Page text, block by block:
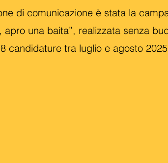
di comunicazione è stata la
apro una baita”, realizzata senza
candidature tra luglio e agosto